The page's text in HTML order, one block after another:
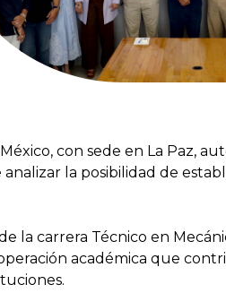
con sede en La Paz,
la posibilidad de
la carrera Técnico en
académica que